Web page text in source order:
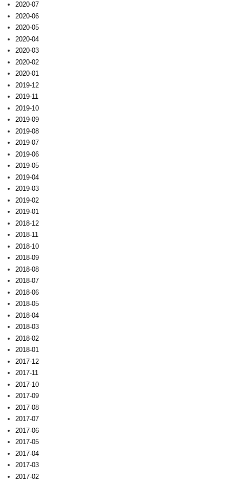
2020-07
2020-06
2020-05
2020-04
2020-03
2020-02
2020-01
2019-12
2019-11
2019-10
2019-09
2019-08
2019-07
2019-06
2019-05
2019-04
2019-03
2019-02
2019-01
2018-12
2018-11
2018-10
2018-09
2018-08
2018-07
2018-06
2018-05
2018-04
2018-03
2018-02
2018-01
2017-12
2017-11
2017-10
2017-09
2017-08
2017-07
2017-06
2017-05
2017-04
2017-03
2017-02